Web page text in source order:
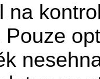
na
Pouze